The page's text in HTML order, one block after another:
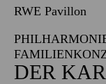
RWE Pavillon
DER